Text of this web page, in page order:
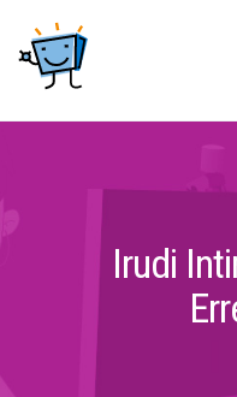
Irudi